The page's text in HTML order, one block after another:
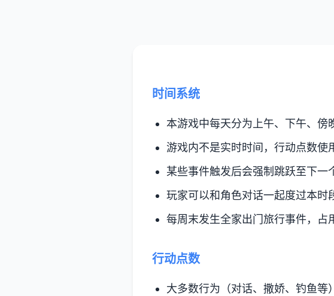
时间系统
本游戏中每天分为上午、下午、傍
游戏内不是实时时间，行动点数使
某些事件触发后会强制跳跃至下一
玩家可以和角色对话一起度过本时
每周末发生全家出门旅行事件，占
行动点数
大多数行为（对话、撒娇、钓鱼等